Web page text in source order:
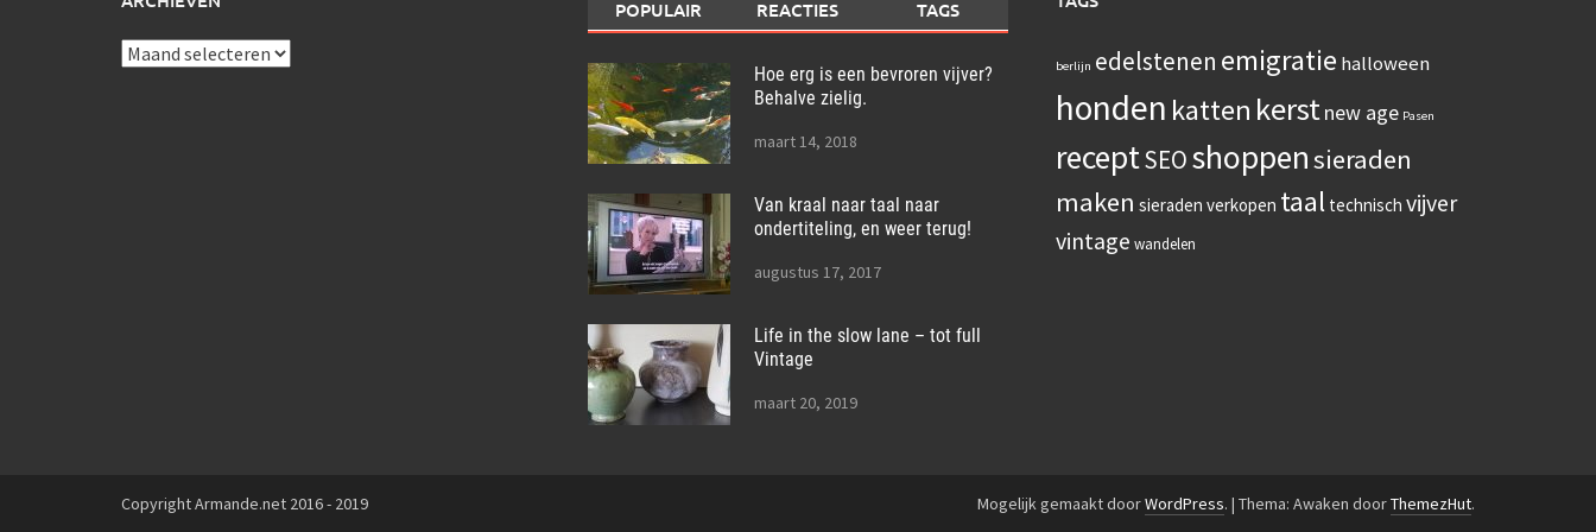
Archieven
POPULAIR REACTIES TAGS
Hoe erg is een bevroren vijver?
Behalve zielig.
maart 14, 2018
Van kraal naar taal naar
ondertiteling, en weer terug!
augustus 17, 2017
Life in the slow lane – tot full
Vintage
maart 20, 2019
berlijn edelstenen emigratie halloween
honden katten kerstnew age Pasen
receptSEOshoppensieraden
maken sieraden verkopen taal technisch vijver
vintage wandelen
Copyright Armande.net 2016 - 2019 Mogelijk gemaakt doorWordPress. | Thema: Awaken doorThemezHut.